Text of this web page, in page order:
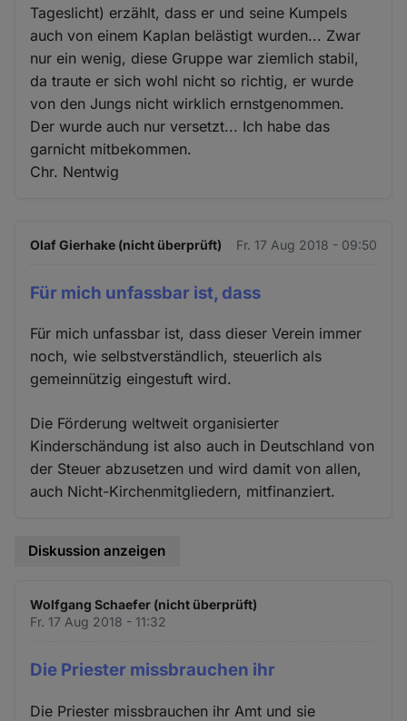
Tageslicht) erzählt, dass er und seine Kumpels
auch von einem Kaplan belästigt wurden... Zwar
nur ein wenig, diese Gruppe war ziemlich stabil,
da traute er sich wohl nicht so richtig, er wurde
von den Jungs nicht wirklich ernstgenommen.
Der wurde auch nur versetzt... Ich habe das
garnicht mitbekommen.
Chr. Nentwig
Olaf Gierhake (nicht überprüft) Fr. 17 Aug 2018 - 09:50
Für mich unfassbar ist, dass
Für mich unfassbar ist, dass dieser Verein immer
noch, wie selbstverständlich, steuerlich als
gemeinnützig eingestuft wird.
Die Förderung weltweit organisierter
Kinderschändung ist also auch in Deutschland von
der Steuer abzusetzen und wird damit von allen,
auch Nicht-Kirchenmitgliedern, mitfinanziert.
Diskussion anzeigen
Wolfgang Schaefer (nicht überprüft)
Fr. 17 Aug 2018 - 11:32
Die Priester missbrauchen ihr
Die Priester missbrauchen ihr Amt und sie